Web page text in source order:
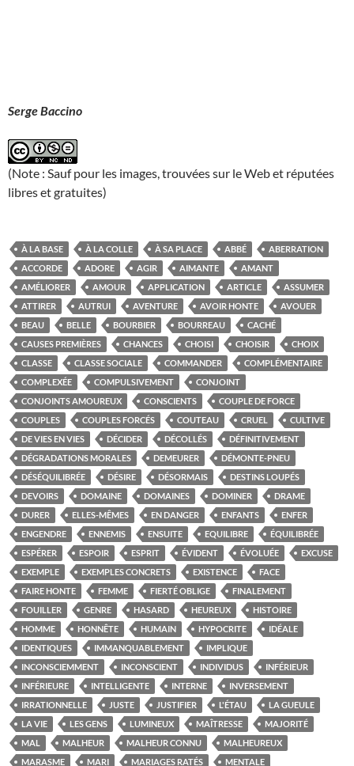
Serge Baccino
(Note : Sauf pour les images, trouvées sur le Web et réputées
libres et gratuites)
À LA BASE À LA COLLE À SA PLACE ABBÉ
ABERRATION
ACCORDE
ADORE AGIR AIMANTE
AMANT
AMÉLIORER
AMOUR APPLICATION ARTICLE
ASSUMER
ATTIRER
AUTRUI AVENTURE AVOIR HONTE
AVOUER
BEAU
BELLE BOURBIER BOURREAU
CACHÉ
CAUSES PREMIÈRES
CHANCES CHOISI CHOISIR
CHOIX
CLASSE
CLASSE SOCIALE COMMANDER
COMPLÉMENTAIRE
COMPLEXÉE
COMPULSIVEMENT
CONJOINT
CONJOINTS AMOUREUX
CONSCIENTS
COUPLE DE FORCE
COUPLES
COUPLES FORCÉS COUTEAU CRUEL
CULTIVE
DE VIES EN VIES
DÉCIDER DÉCOLLÉS
DÉFINITIVEMENT
DÉGRADATIONS MORALES
DEMEURER
DÉMONTE-PNEU
DÉSÉQUILIBRÉE
DÉSIRE DÉSORMAIS
DESTINS LOUPÉS
DEVOIRS
DOMAINE DOMAINES DOMINER
DRAME
DURER
ELLES-MÊMES EN DANGER ENFANTS
ENFER
ENGENDRE
ENNEMIS ENSUITE EQUILIBRE
ÉQUILIBRÉE
ESPÉRER
ESPOIR ESPRIT ÉVIDENT ÉVOLUÉE
EXCUSE
EXEMPLE
EXEMPLES CONCRETS EXISTENCE
FACE
FAIRE HONTE
FEMME FIERTÉ OBLIGE
FINALEMENT
FOUILLER
GENRE HASARD HEUREUX
HISTOIRE
HOMME
HONNÊTE HUMAIN HYPOCRITE
IDÉALE
IDENTIQUES
IMMANQUABLEMENT
IMPLIQUE
INCONSCIEMMENT
INCONSCIENT INDIVIDUS
INFÉRIEUR
INFÉRIEURE
INTELLIGENTE INTERNE
INVERSEMENT
IRRATIONNELLE
JUSTE JUSTIFIER L'ÉTAU
LA GUEULE
LA VIE
LES GENS LUMINEUX MAÎTRESSE
MAJORITÉ
MAL
MALHEUR MALHEUR CONNU
MALHEUREUX
MARASME
MARI MARIAGES RATÉS MENTALE